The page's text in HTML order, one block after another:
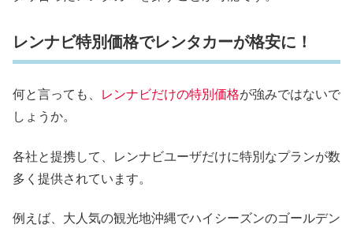
レンナビ特別価格でレンタカーが格安に！
何と言っても、 レンナビだけの特別価格が強みではないで
しょうか。
各社と提携して、レンナビユーザだけに特別なプランが数
多く提供されています。
例えば、大人気の観光地沖縄でハイシーズンのゴールデン